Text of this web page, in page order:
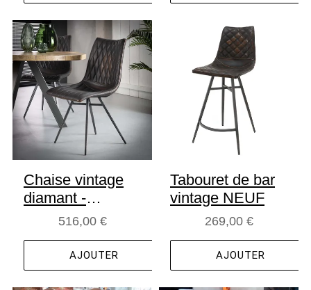
Chaise vintage
diamant -
NEUVE516,00 €
AJOUTER
Tabouret de bar
vintage NEUF
269,00 €
AJOUTER